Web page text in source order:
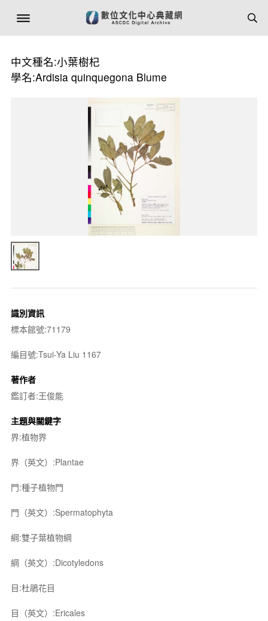
中文種名:小葉樹杞
學名:Ardisia quinquegona Blume
識別資訊
標本館號:71179
編目號:Tsui-Ya Liu 1167
著作者
鑑訂者:王俊能
主題與關鍵字
界:植物界
界（英文）:Plantae
門:種子植物門
門（英文）:Spermatophyta
綱:雙子葉植物綱
綱（英文）:Dicotyledons
目:杜鵑花目
目（英文）:Ericales